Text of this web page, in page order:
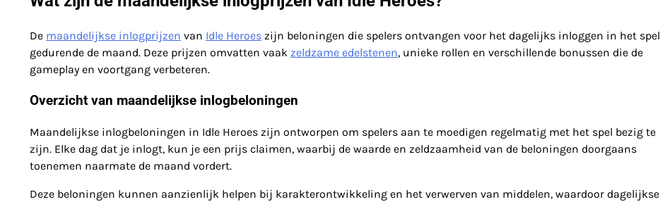
De maandelijkse inlogprijzen van Idle Heroes zijn beloningen die spelers ontvangen voor het dagelijks inloggen in het spel
gedurende de maand. Deze prijzen omvatten vaak zeldzame edelstenen, unieke rollen en verschillende bonussen die de
gameplay en voortgang verbeteren.
Overzicht van maandelijkse inlogbeloningen
Maandelijkse inlogbeloningen in Idle Heroes zijn ontworpen om spelers aan te moedigen regelmatig met het spel bezig te
zijn. Elke dag dat je inlogt, kun je een prijs claimen, waarbij de waarde en zeldzaamheid van de beloningen doorgaans
toenemen naarmate de maand vordert.
Deze beloningen kunnen aanzienlijk helpen bij karakterontwikkeling en het verwerven van middelen, waardoor dagelijkse